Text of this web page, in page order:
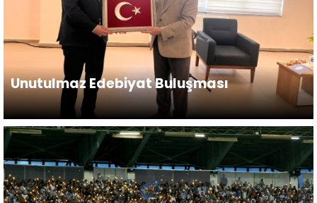
Unutulmaz Edebiyat Buluşması